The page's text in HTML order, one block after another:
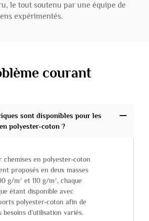
le tout soutenu par une équipe de
expérimentés.
courant
sont disponibles pour les
polyester-coton ?
chemises en polyester-coton
proposés en deux masses
g/m² et 110 g/m², chaque
étant disponible avec
polyester-coton afin de
d’utilisation variés.